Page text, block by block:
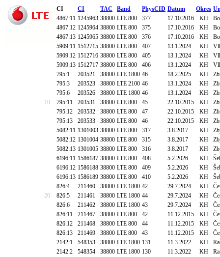
CI CI TAC Band PhysCID Datum Okres
4867:11 1245963 38800 LTE 800 377 17.10.2016 KH
4867:12 1245964 38800 LTE 800 375 17.10.2016 KH
4867:13 1245965 38800 LTE 800 376 17.10.2016 KH
5909:11 1512715 38800 LTE 800 407 13.1.2024 KH
5909:12 1512716 38800 LTE 800 405 13.1.2024 KH
5909:13 1512717 38800 LTE 800 406 13.1.2024 KH
795:1
203521 38800 LTE 1800 46 18.2.2025 KH
795:3
203523 38800 LTE 2100 46 13.1.2024 KH
795:6
203526 38800 LTE 1800 46 13.1.2024 KH
10
795:11 203531 38800 LTE 800 45 22.10.2015 KH
795:12
203532 38800 LTE 800 47 22.10.2015 KH
795:13
203533 38800 LTE 800 46 22.10.2015 KH
5082:11 1301003 38800 LTE 800 317 3.8.2017 KH
5082:12 1301004 38800 LTE 800 315 3.8.2017 KH
5082:13 1301005 38800 LTE 800 316 3.8.2017 KH
6196:11 1586187 38800 LTE 800 408 5.2.2026 KH
6196:12 1586188 38800 LTE 800 409 5.2.2026 KH
6196:13 1586189 38800 LTE 800 410 5.2.2026 KH
826:4
211460 38800 LTE 1800 42 29.7.2024 KH
20
826:5 211461 38800 LTE 1800 44 29.7.2024 KH
826:6
211462 38800 LTE 1800 43 29.7.2024 KH
826:11
211467 38800 LTE 800 42 11.12.2015 KH
826:12
211468 38800 LTE 800 44 11.12.2015 KH
826:13
211469 38800 LTE 800 43 11.12.2015 KH
2142:1
548353 38800 LTE 1800 131 11.3.2022 KH
2142:2
548354 38800 LTE 1800 130 11.3.2022 KH